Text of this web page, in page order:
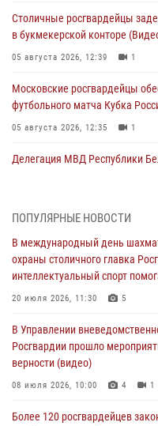
Столичные росгвардейцы
в букмекерской конторе
05 августа 2026, 12:39 1
Московские росгвардейцы
футбольного матча Кубка
05 августа 2026, 12:35 1
Делегация МВД Республики
боевому самбо. (видео)
04 августа 2026, 14:00
Офицер Росгвардии стал
04 августа 2026, 12:28
В Москве росгвардейцы
на охранника торгового центра
ПОПУЛЯРНЫЕ НОВОСТИ
В международный день
охраны столичного главка
интеллектуальный спорт
20 июля 2026, 11:30 5
В Управлении
Росгвардии прошло
верности (видео)
08 июля 2026, 10:00 4 1
Более 120 росгвардейцев